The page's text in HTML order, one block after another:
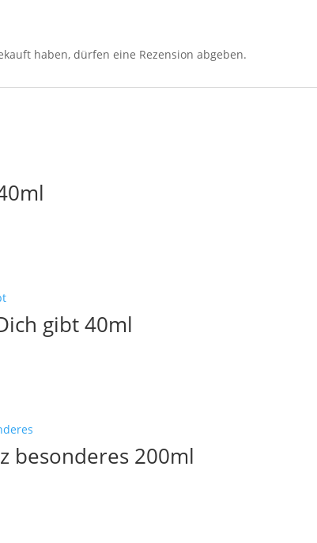
haben, dürfen eine Rezension abgeben.
gibt 40ml
besonderes 200ml